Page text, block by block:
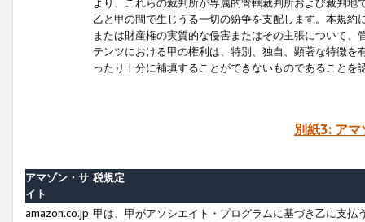
乙と甲の間で生じうる一切の紛争を支配します。本規
または財産権の実質的な侵害またはその主張について
テンツにおける甲の権利は、特別、独自、顕著な特徴
ったり十分に補填することができないものであることを
別紙3: ア
アマゾン・サ
イト
税規定
amazon.co.jp 甲は、甲がアソシエイト・プログラムに基づき乙に支